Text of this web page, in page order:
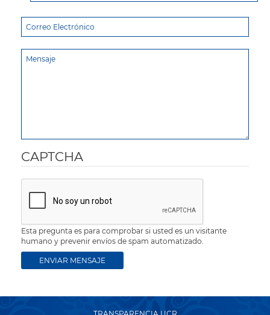
CAPTCHA
Esta pregunta es para comprobar si usted es un visitante
humano y prevenir envíos de spam automatizado.